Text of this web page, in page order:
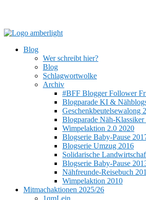
Blog
Wer schreibt hier?
Blog
Schlagwortwolke
Archiv
#BFF Blogger Follower
Blogparade KI &
Geschenkbeutelsewalong
Blogparade Näh-Klassiker
Wimpelaktion 2.0 2020
Blogserie Baby-Pause
Blogserie Umzug 2016
Solidarische
Blogserie Baby-Pause
Nähfreunde-Reisebuch
Wimpelaktion 2010
Mitmachaktionen 2025/26
1qmLein